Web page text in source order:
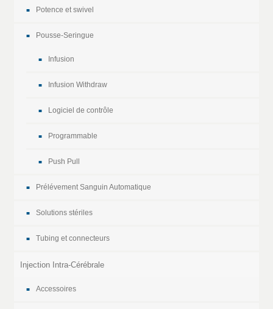
Potence et swivel
Pousse-Seringue
Infusion
Infusion Withdraw
Logiciel de contrôle
Programmable
Push Pull
Prélévement Sanguin Automatique
Solutions stériles
Tubing et connecteurs
Injection Intra-Cérébrale
Accessoires